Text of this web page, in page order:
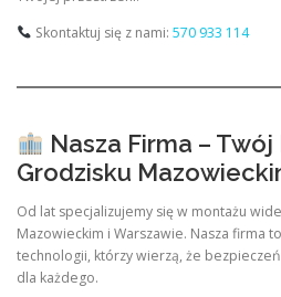
Skontaktuj się z nami: 570 933 114
Nasza Firma –
Grodzisku
Od lat specjalizujemy się w montażu
Mazowieckim i Warszawie. Nasza firma
technologii, którzy wierzą, że
dla każdego.